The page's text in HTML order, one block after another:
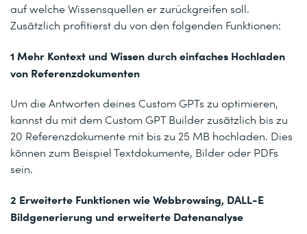
auf welche Wissensquellen er zurückgreifen soll.
Zusätzlich profitierst du von den folgenden Funktionen:
1 Mehr Kontext und Wissen durch einfaches Hochladen
von Referenzdokumenten
Um die Antworten deines Custom GPTs zu optimieren,
kannst du mit dem Custom GPT Builder zusätzlich bis zu
20 Referenzdokumente mit bis zu 25 MB hochladen. Dies
können zum Beispiel Textdokumente, Bilder oder PDFs
sein.
2 Erweiterte Funktionen wie ​​Webbrowsing, DALL-E
Bildgenerierung und erweiterte Datenanalyse